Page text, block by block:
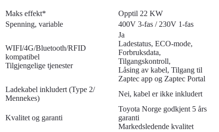
Maks effekt*
Opptil 22 KW
Spenning, variable
400V 3-fas / 230V 1-fas
WIFI/4G/Bluetooth/RFID
kompatibel
Tilgjengelige tjenester
Ja
Ladestatus, ECO-mode,
Forbruksdata,
Tilgangskontroll,
Låsing av kabel, Tilgang til
Zaptec app og Zaptec Portal
Ladekabel inkludert (Type 2/
Mennekes)
Nei, kabel er ikke inkludert
Kvalitet og garanti
Toyota Norge godkjent 5 års
garanti
Markedsledende kvalitet